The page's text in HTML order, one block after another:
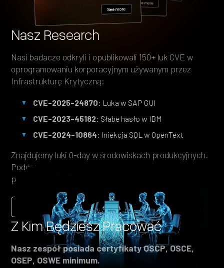
Nasz Research
Nasi badacze odkryli i opublikowali 150+ luk CVE w
oprogramowaniu korporacyjnym używanym przez
Infrastrukturę Krytyczną:
CVE-2025-24870: Luka w SAP GUI
CVE-2023-45182: Słabe hasło w IBM
CVE-2024-10864: Iniekcja SQL w OpenText
Znajdujemy luki 0-day w środowiskach produkcyjnych.
Podczas testów penetracyjnych identyfikujemy
podatności, których nikt jeszcze nie udokumentował.
Nasz Research
Z Kim Będziesz Pracować
Nasz zespół posiada certyfikaty OSCP, OSCE,
OSEP, OSWE minimum.